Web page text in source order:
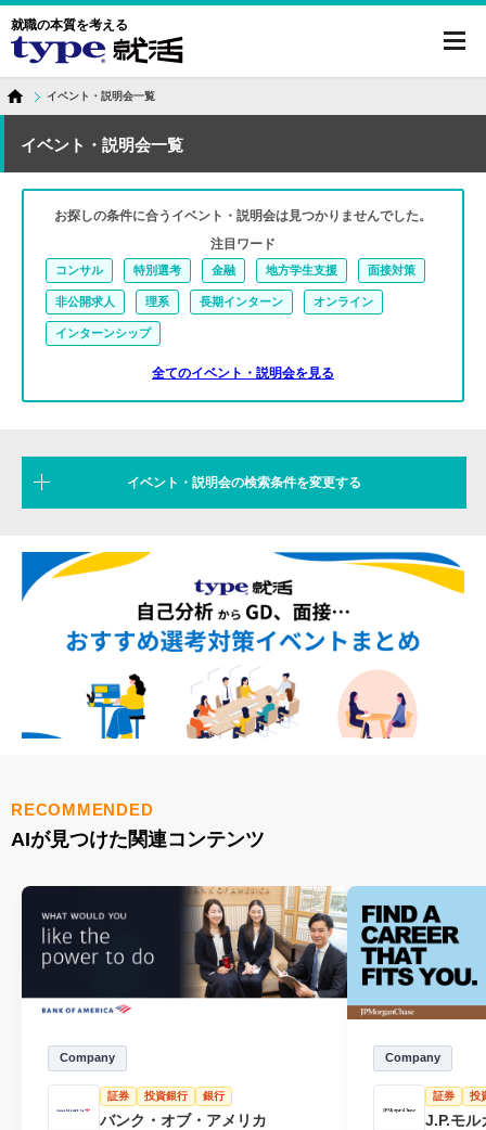
就職の本質を考える
イベント・説明会一覧
イベント・説明会一覧
お探しの条件に合うイベント・説明会は見つかりませんでした。
注目ワード
コンサル 特別選考 金融 地方学生支援 面接対策
非公開求人 理系 長期インターン オンライン
インターンシップ
全てのイベント・説明会を見る
イベント・説明会の検索条件を変更する
RECOMMENDED
AIが見つけた関連コンテンツ
Company
証券 投資銀行 銀行
バンク・オブ・アメリカ
Company
証券 投
J.P.モル